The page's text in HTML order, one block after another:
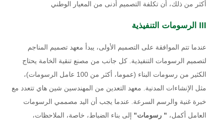
أكثر من ذلك، أن تكلفة التصميم أدنى من المعيار الوطني
عندما تتم الموافقة على التصميم الأولى، يبدأ معهد تصميم المناجم
لتصميم الرسومات التنفيذية. كل جانب من مصنع تنقية الخامة يحتاج
الكثير من رسومات البناء (عموما، أكثر من 100 عامل الرسومات)،
مثل الإنشاءات المدنية. معهد التعدين من المهندسين شين هاي تتعدد مع
خبرة غنية والرسم السرعة. عندما يجب أن اليد مصممي الرسومات
العامل أكمل، " رسومات" إلى بناء الضباط، خاصة، الملاحظات،